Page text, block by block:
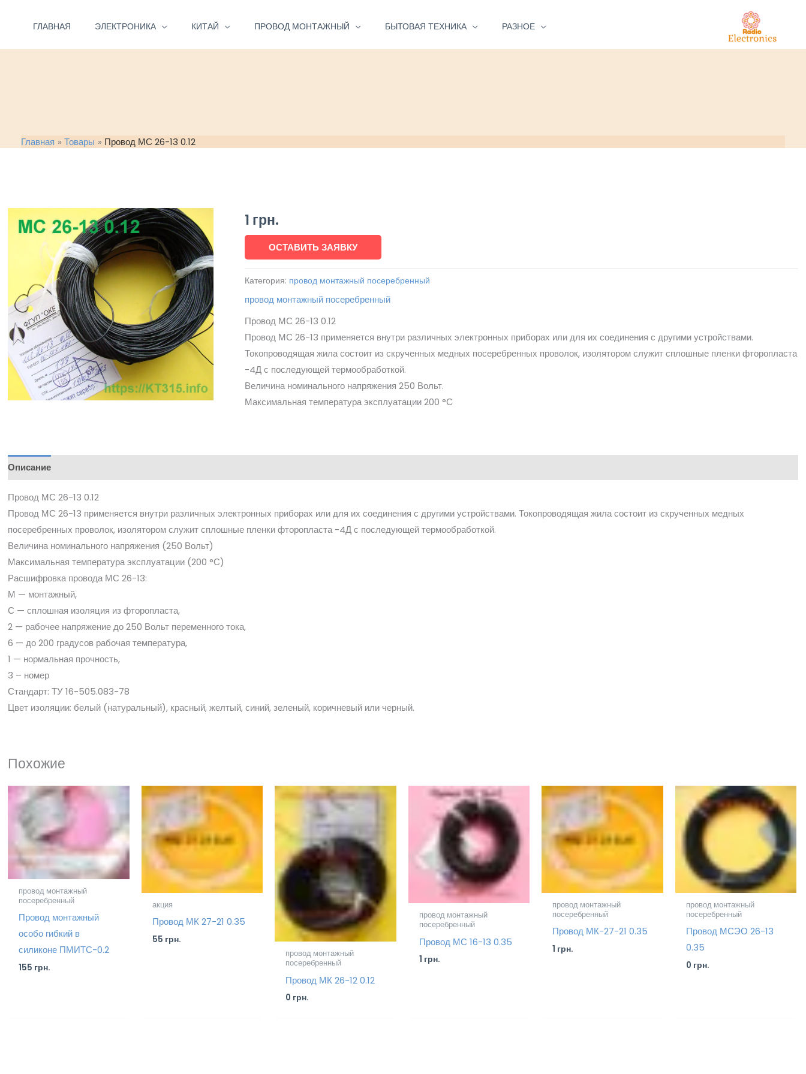
ГЛАВНАЯ ЭЛЕКТРОНИКА КИТАЙ ПРОВОД МОНТАЖНЫЙ БЫТОВАЯ ТЕХНИКА РАЗНОЕ
Главная Товары Провод МС 26-13 0.12
1 грн.
ОСТАВИТЬ ЗАЯВКУ
Категория: провод монтажный посеребренный
провод монтажный посеребренный
Провод МС 26-13 0.12
Провод МС 26-13 применяется внутри различных электронных приборах или для их соединения с другими устройствами.
Токопроводящая жила состоит из скрученных медных посеребренных проволок, изолятором служит сплошные пленки фторопласта
-4Д с последующей термообработкой.
Величина номинального напряжения 250 Вольт.
Максимальная температура эксплуатации 200 °С
Описание
Провод МС 26-13 0.12
Провод МС 26-13 применяется внутри различных электронных приборах или для их соединения с другими устройствами. Токопроводящая жила состоит из скрученных медных
посеребренных проволок, изолятором служит сплошные пленки фторопласта -4Д с последующей термообработкой.
Величина номинального напряжения (250 Вольт)
Максимальная температура эксплуатации (200 °С)
Расшифровка провода МС 26-13:
М — монтажный,
С — сплошная изоляция из фторопласта,
2 — рабочее напряжение до 250 Вольт переменного тока,
6 — до 200 градусов рабочая температура,
1 — нормальная прочность,
3 – номер
Стандарт: ТУ 16-505.083-78
Цвет изоляции: белый (натуральный), красный, желтый, синий, зеленый, коричневый или черный.
Похожие
провод монтажный
посеребренный
Провод монтажный
особо гибкий в
силиконе ПМИТС-0.2
155 грн.
акция
Провод МК 27-21 0.35
55 грн.
провод монтажный
посеребренный
Провод МК 26-12 0.12
0 грн.
провод монтажный
посеребренный
Провод МС 16-13 0.35
1 грн.
провод монтажный
посеребренный
Провод МК-27-21 0.35
1 грн.
провод монтажный
посеребренный
Провод МСЭО 26-13
0.35
0 грн.